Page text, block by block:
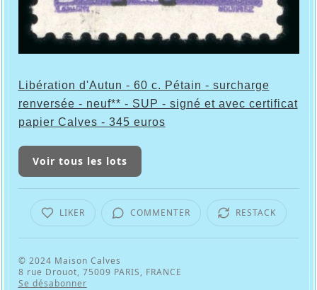
Libération d'Autun - 60 c. Pétain - surcharge
renversée - neuf** - SUP - signé et avec certificat
papier Calves - 345 euros
Voir tous les lots
LIKER COMMENTER RESTACK
© 2024 Maison Calves
8 rue Drouot, 75009 PARIS, FRANCE
Se désabonner